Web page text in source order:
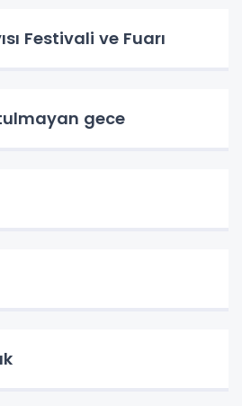
Festivali ve Fuarı
gece